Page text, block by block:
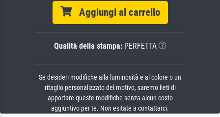
Aggiungi al carrello
Qualità della stampa:PERFETTA
Se desideri modifiche alla luminosità e al colore o un
ritaglio personalizzato del motivo, saremo lieti di
apportare queste modifiche senza alcun costo
aggiuntivo per te. Non esitate a contattarci.